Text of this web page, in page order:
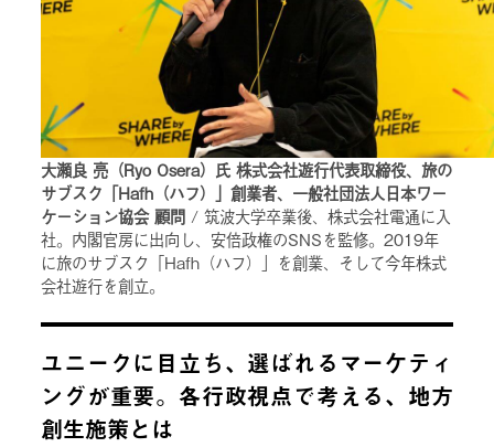
大瀬良 亮（Ryo Osera）氏 株式会社遊行代表取締役、旅の
サブスク「Hafh（ハフ）」創業者、一般社団法人日本ワー
ケーション協会 顧問 / 筑波大学卒業後、株式会社電通に入
社。内閣官房に出向し、安倍政権のSNSを監修。2019年
に旅のサブスク「Hafh（ハフ）」を創業、そして今年株式
会社遊行を創立。
ユニークに目立ち、選ばれるマーケティ
ングが重要。各行政視点で考える、地方
創生施策とは